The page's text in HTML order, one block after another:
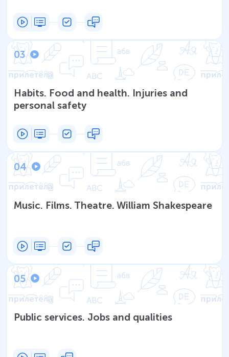
03
Habits. Food and health. Injuries and
personal safety
04
Music. Films. Theatre. William Shakespeare
05
Public services. Jobs and qualities